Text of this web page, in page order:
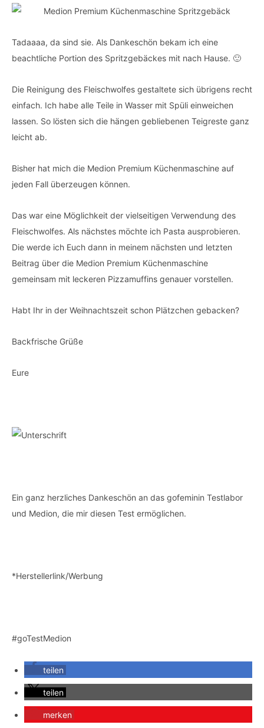
Tadaaaa, da sind sie. Als Dankeschön bekam ich eine
beachtliche Portion des Spritzgebäckes mit nach Hause. 🙂
Die Reinigung des Fleischwolfes gestaltete sich übrigens recht
einfach. Ich habe alle Teile in Wasser mit Spüli einweichen
lassen. So lösten sich die hängen gebliebenen Teigreste ganz
leicht ab.
Bisher hat mich die Medion Premium Küchenmaschine auf
jeden Fall überzeugen können.
Das war eine Möglichkeit der vielseitigen Verwendung des
Fleischwolfes. Als nächstes möchte ich Pasta ausprobieren.
Die werde ich Euch dann in meinem nächsten und letzten
Beitrag über die Medion Premium Küchenmaschine
gemeinsam mit leckeren Pizzamuffins genauer vorstellen.
Habt Ihr in der Weihnachtszeit schon Plätzchen gebacken?
Backfrische Grüße
Eure
Ein ganz herzliches Dankeschön an das gofeminin Testlabor
und Medion, die mir diesen Test ermöglichen.
*Herstellerlink/Werbung
#goTestMedion‎
teilen
teilen
merken